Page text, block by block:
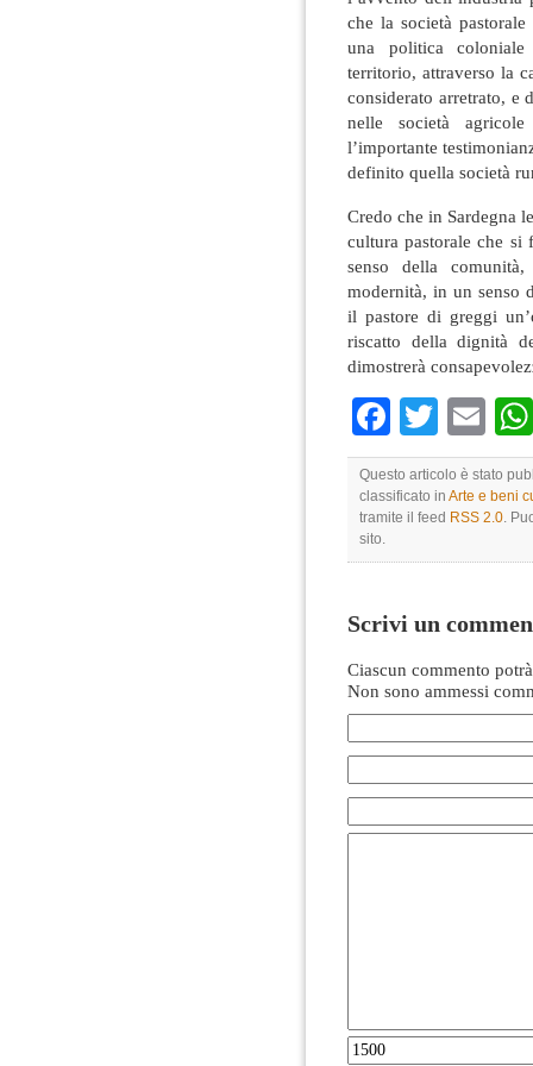
che la società
una politica
territorio, attraverso la
considerato arretrato, e
nelle società
l’importante
definito quella società
Credo che in Sardegna
cultura pastorale che si
senso della
modernità, in un senso
il pastore di greggi
riscatto della dignità
dimostrerà
Questo articolo è stato
classificato in Arte e beni
tramite il feed RSS 2.0.
sito.
Scrivi un
Ciascun commento
Non sono ammessi